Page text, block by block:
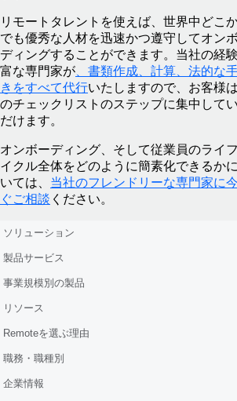
リモートタレントを使えば、世界中どこ
でも優秀な人材を迅速かつ遵守してオン
ディングすることができます。当社の経
富な専門家が 、書類作成、計算、法的な
きをすべて代行いたしますので、お客様
のチェックリストのステップに集中して
だけます。
オンボーディング、そして従業員のライ
イクル全体をどのように簡素化できるか
いては、 当社のフレンドリーな専門家に
ぐご相談 ください。
ソリューション
製品サービス
事業規模別の製品
リソース
Remoteを選ぶ理由
職務・職種別
企業情報